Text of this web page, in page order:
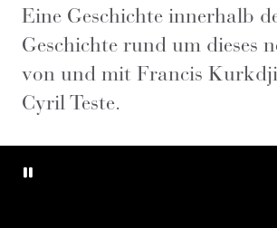
Eine Geschichte innerhalb
Geschichte rund um dieses
von und mit Francis
Cyril Teste.
Pause